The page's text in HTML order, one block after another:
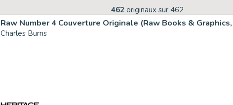
462 originaux sur 462
Charles Burns